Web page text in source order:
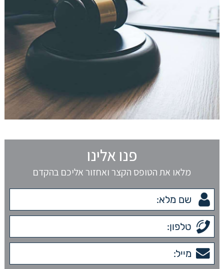
פנו אלינו
מלאו את הטופס הקצר ואחזור אליכם בהקדם